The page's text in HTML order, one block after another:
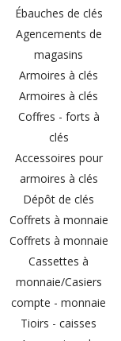
Ébauches de clés
Agencements de
magasins
Armoires à clés
Armoires à clés
Coffres - forts à
clés
Accessoires pour
armoires à clés
Dépôt de clés
Coffrets à monnaie
Coffrets à monnaie
Cassettes à
monnaie/Casiers
compte - monnaie
Tioirs - caisses